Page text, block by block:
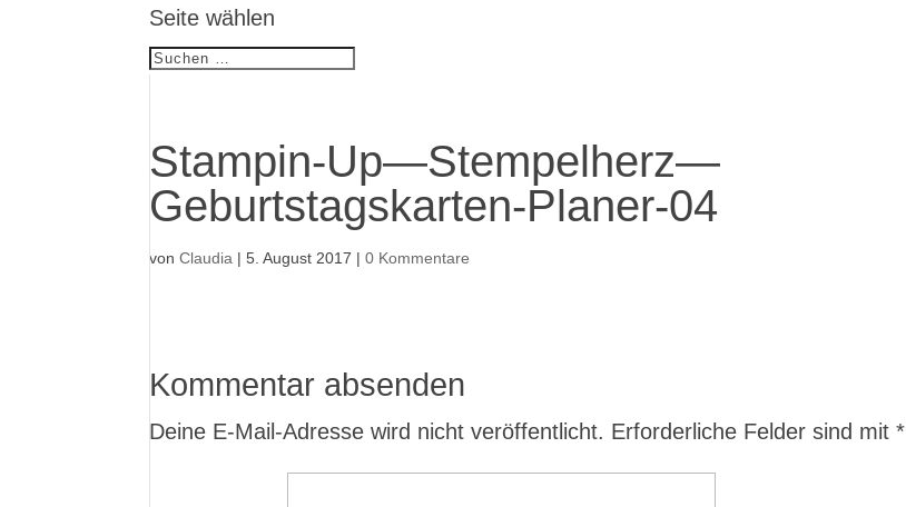
Seite wählen
Stampin-Up—Stempelherz—
Geburtstagskarten-Planer-04
vonClaudia |5. August 2017 |0 Kommentare
Kommentar absenden
Deine E-Mail-Adresse wird nicht veröffentlicht. Erforderliche Felder sind mit*